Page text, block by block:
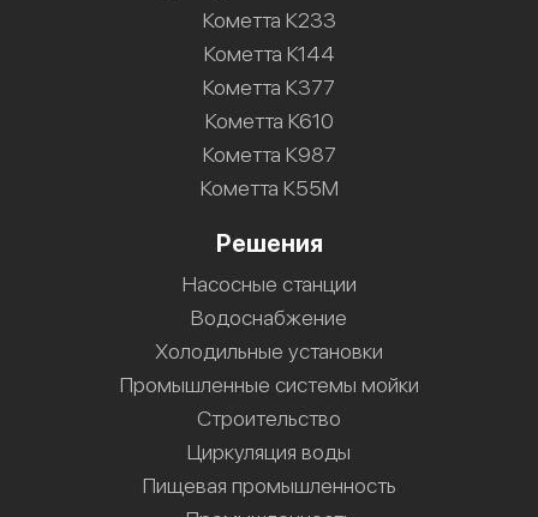
Кометта К233
Кометта К144
Кометта К377
Кометта К610
Кометта К987
Кометта К55М
Решения
Насосные станции
Водоснабжение
Холодильные установки
Промышленные системы мойки
Строительство
Циркуляция воды
Пищевая промышленность